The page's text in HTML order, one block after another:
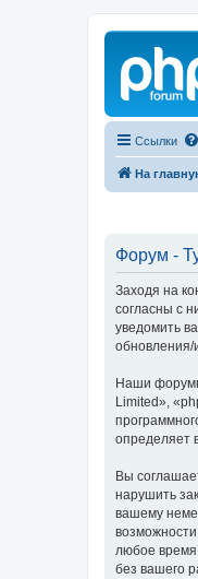
Ссылки
На
Форум -
Заходя на
согласны с
уведомить
обновления/
Наши
Limited»,
определяет
Вы
нарушить
вашему
любое время
без вашего